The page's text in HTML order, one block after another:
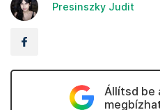
Presinszky Judit
Állítsd be